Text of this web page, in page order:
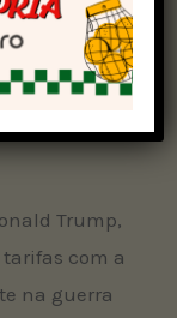
Compras
meio a um
Trump,
com a
na guerra